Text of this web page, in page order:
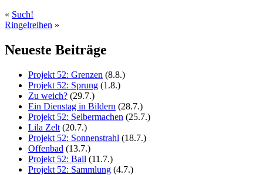
« Such!
Ringelreihen »
Neueste Beiträge
Projekt 52: Grenzen (8.8.)
Projekt 52: Sprung (1.8.)
Zu weich? (29.7.)
Ein Dienstag in Bildern (28.7.)
Projekt 52: Selbermachen (25.7.)
Lila Zelt (20.7.)
Projekt 52: Sonnenstrahl (18.7.)
Offenbad (13.7.)
Projekt 52: Ball (11.7.)
Projekt 52: Sammlung (4.7.)